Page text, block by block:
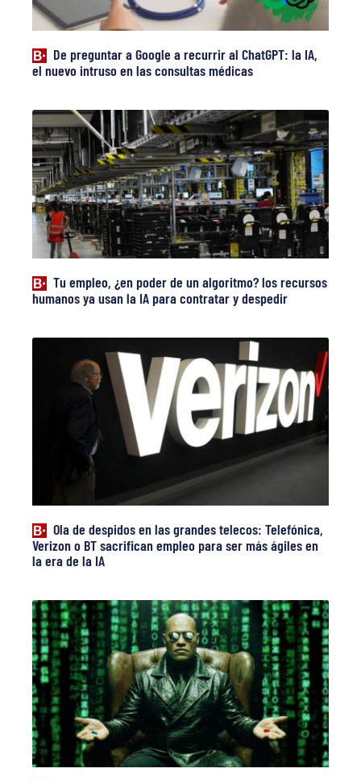
De preguntar a Google a recurrir al ChatGPT: la IA,
el nuevo intruso en las consultas médicas
Tu empleo, ¿en poder de un algoritmo? los recursos
humanos ya usan la IA para contratar y despedir
Ola de despidos en las grandes telecos: Telefónica,
Verizon o BT sacrifican empleo para ser más ágiles en
la era de la IA